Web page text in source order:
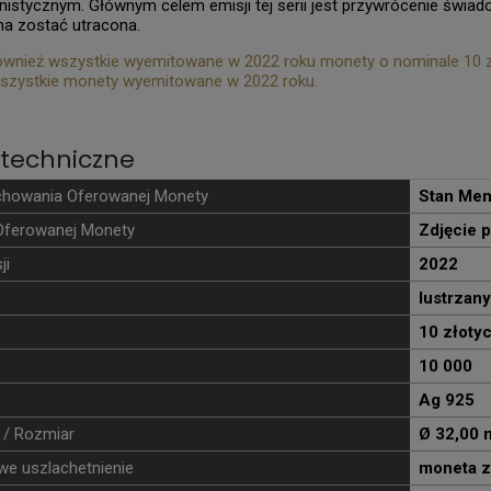
Głównym celem emisji tej serii jest przywrócenie
zostać utracona.
wszystkie wyemitowane w 2022 roku monety o nominale 10
monety wyemitowane w 2022 roku.
Oferowanej Monety
Stan
Monety
Zdjęcie
2022
lustrzany
10
10 000
Ag 925
/ Rozmiar
Ø 32,00
uszlachetnienie
moneta